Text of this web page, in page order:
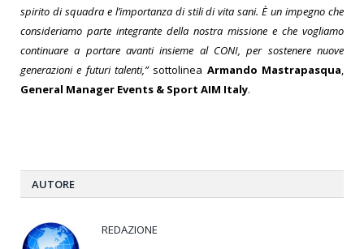
spirito di squadra e l’importanza di stili di vita sani. È un impegno che
consideriamo parte integrante della nostra missione e che vogliamo
continuare a portare avanti insieme al CONI, per sostenere nuove
generazioni e futuri talenti,”sottolinea Armando Mastrapasqua,
General Manager Events & Sport AIM Italy.
AUTORE
REDAZIONE